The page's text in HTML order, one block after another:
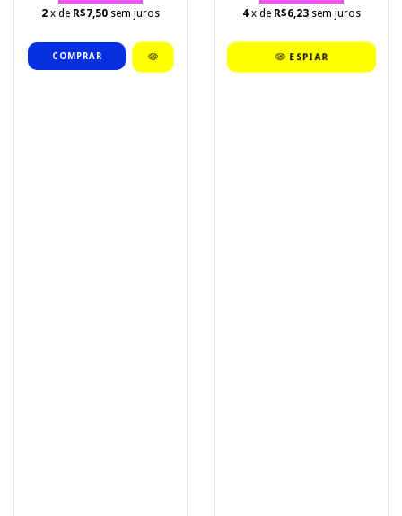
2 x de R$7,50 sem juros 4 x de R$6,23 sem juros
ESPIAR